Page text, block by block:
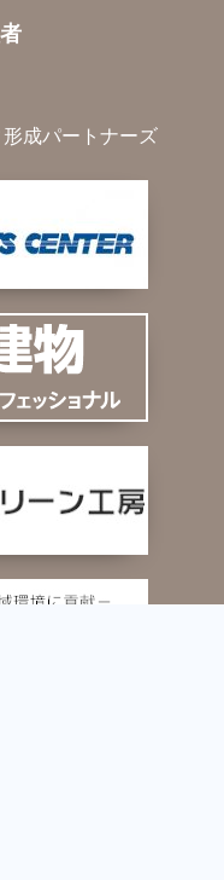
成パートナーズ